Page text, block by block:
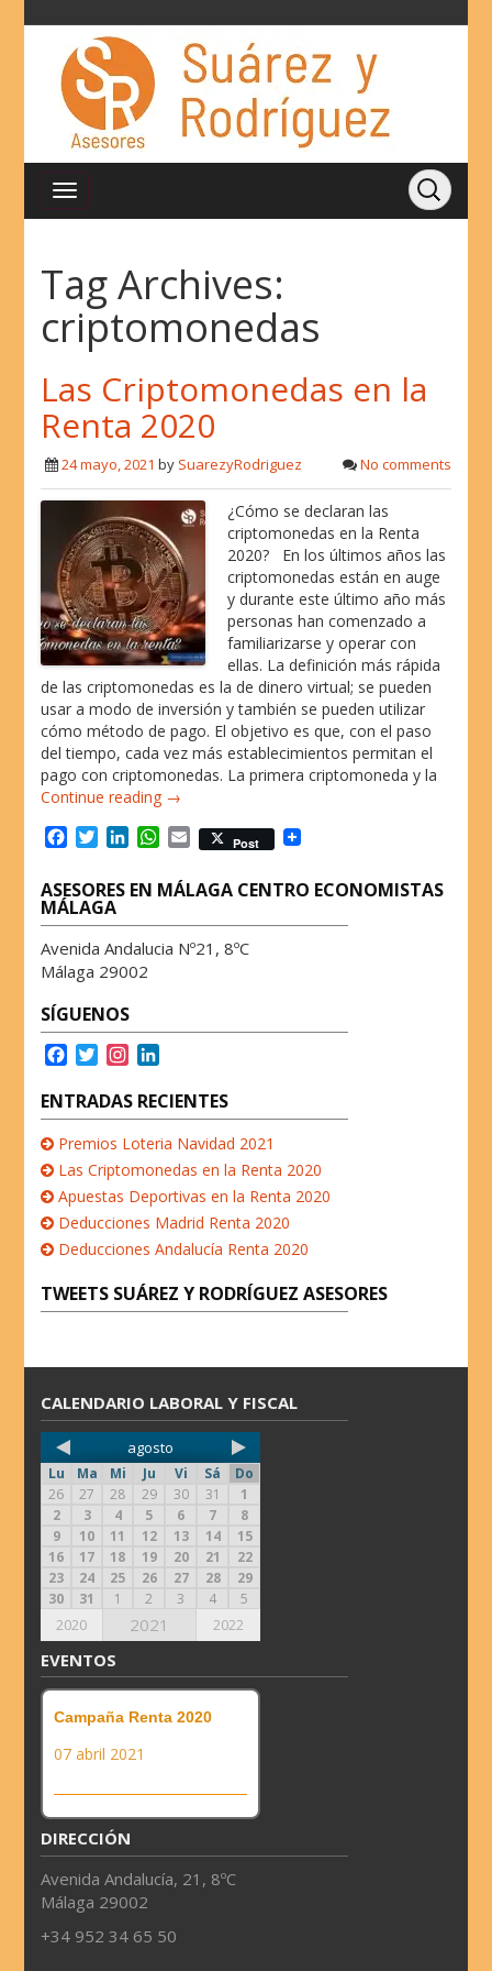
Tag Archives:
criptomonedas
Las Criptomonedas en la
Renta 2020
24 mayo, 2021 by SuarezyRodriguez No comments
¿Cómo se declaran las
criptomonedas en la Renta
2020? En los últimos años las
criptomonedas están en auge
y durante este último año más
personas han comenzado a
familiarizarse y operar con
ellas. La definición más rápida
de las criptomonedas es la de dinero virtual; se pueden
usar a modo de inversión y también se pueden utilizar
cómo método de pago. El objetivo es que, con el paso
del tiempo, cada vez más establecimientos permitan el
pago con criptomonedas. La primera criptomoneda y la
Continue reading →
c
e
b
o
o
T
i
t
t
e
r
n
k
e
d
I
W
a
t
s
A
E
a
i
l
Post
ASESORES EN MÁLAGA CENTRO ECONOMISTAS
MÁLAGA
Avenida Andalucia Nº21, 8ºC
Málaga 29002
SÍGUENOS
c
e
b
o
k
T
i
t
t
e
r
s
t
a
g
r
a
m
n
k
e
d
n
ENTRADAS RECIENTES
Premios Loteria Navidad 2021
Las Criptomonedas en la Renta 2020
Apuestas Deportivas en la Renta 2020
Deducciones Madrid Renta 2020
Deducciones Andalucía Renta 2020
TWEETS SUÁREZ Y RODRÍGUEZ ASESORES
CALENDARIO LABORAL Y FISCAL
agosto
Lu Ma Mi Ju Vi Sá
Do
26
27 28 29 30 31
1
2
3 4 5 6 7
8
9
10 11 12 13 14
15
16
17 18 19 20 21
22
23
24 25 26 27 28
29
30
31 1 2 3 4 5
2020 2021 2022
EVENTOS
Campaña Renta 2020
07 abril 2021
DIRECCIÓN
Avenida Andalucía, 21, 8ºC
Málaga 29002
+34 952 34 65 50